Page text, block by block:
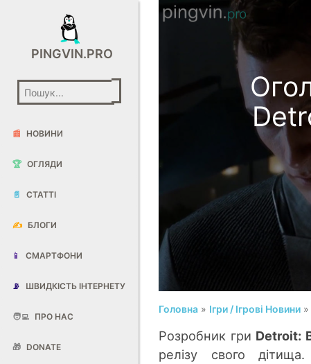
PINGVIN.PRO
📰 НОВИНИ
🏆 ОГЛЯДИ
📄 СТАТТІ
✍️ БЛОГИ
📱 СМАРТФОНИ
📡 ШВИДКІСТЬ ІНТЕРНЕТУ
🧑‍💻 ПРО НАС
🎁 DONATE
Головна » Ігри / Ігрові Новини
Розробник гри Detroit:
релізу свого